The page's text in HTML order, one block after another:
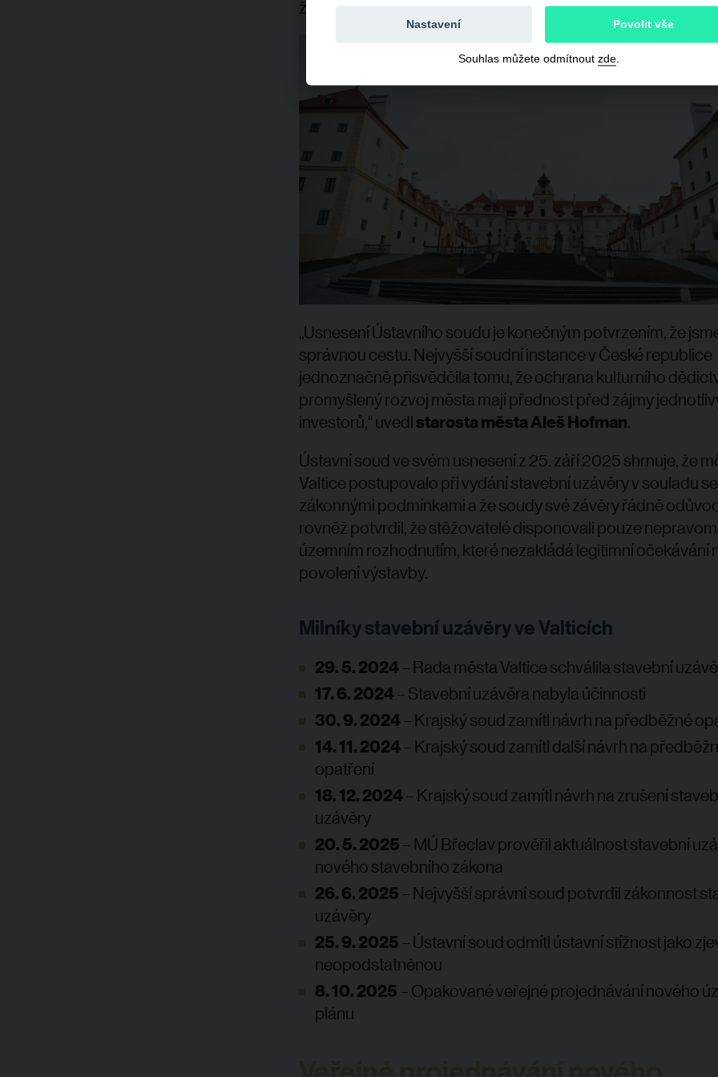
že napadené akty neporušily ústavně zaručená práva a
„Usnesení Ústavního soudu je konečným potvrzením, že
správnou cestu. Nejvyšší soudní instance v České republice
jednoznačně přisvědčila tomu, že ochrana kulturního
promyšlený rozvoj města mají přednost před zájmy
investorů," uvedlstarosta města Aleš Hofman.
Ústavní soud ve svém usnesení z 25. září 2025 shrnuje, že
Valtice postupovalo při vydání stavební uzávěry v souladu
zákonnými podmínkami a že soudy své závěry řádně
rovněž potvrdil, že stěžovatelé disponovali pouze
územním rozhodnutím, které nezakládá legitimní očekávání
povolení výstavby.
Milníky stavební uzávěry ve Valticích
29. 5. 2024– Rada města Valtice schválila stavební
17. 6. 2024– Stavební uzávěra nabyla účinnosti
30. 9. 2024– Krajský soud zamítl návrh na předběžné
14. 11. 2024– Krajský soud zamítl další návrh na
opatření
18. 12. 2024– Krajský soud zamítl návrh na zrušení
uzávěry
20. 5. 2025– MÚ Břeclav prověřil aktuálnost stavební
nového stavebního zákona
26. 6. 2025– Nejvyšší správní soud potvrdil zákonnost
uzávěry
25. 9. 2025– Ústavní soud odmítl ústavní stížnost jako
neopodstatněnou
8. 10. 2025– Opakované veřejné projednávání nového
plánu
Povolit vše
Nastavení
Souhlas můžete odmítnout zde.